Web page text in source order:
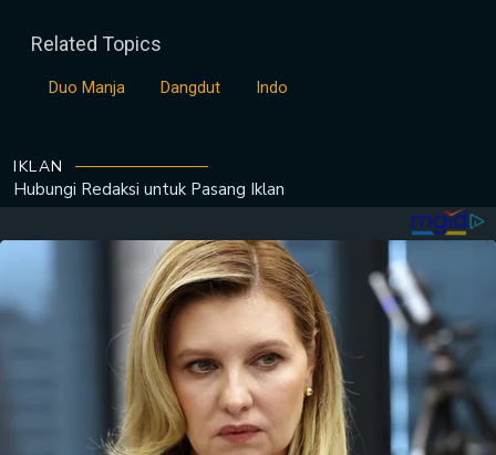
Related Topics
Duo Manja Dangdut Indo
IKLAN
Hubungi Redaksi untuk Pasang Iklan